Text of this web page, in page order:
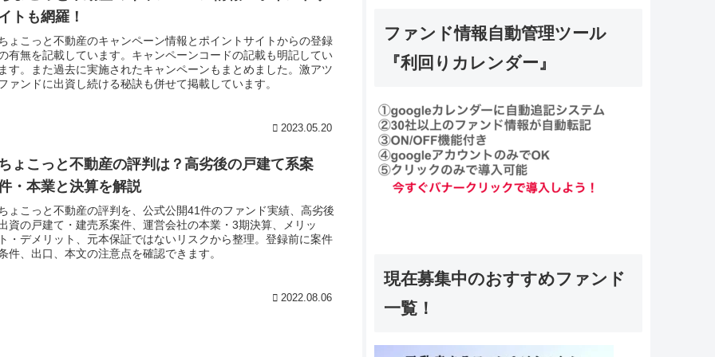
トも網羅！
ょこっと不動産のキャンペーン情報とポイントサイトからの登録
有無を記載しています。キャンペーンコードの記載も明記してい
す。また過去に実施されたキャンペーンもまとめました。激アツ
ァンドに出資し続ける秘訣も併せて掲載しています。
2023.05.20
ょこっと不動産の評判は？高劣後の戸建て系案
・本業と決算を解説
ょこっと不動産の評判を、公式公開41件のファンド実績、高劣後
資の戸建て・建売系案件、運営会社の本業・3期決算、メリッ
・デメリット、元本保証ではないリスクから整理。登録前に案件
件、出口、本文の注意点を確認できます。
2022.08.06
ファンド情報自動管理ツール
『利回りカレンダー』
現在募集中のおすすめファンド
一覧！